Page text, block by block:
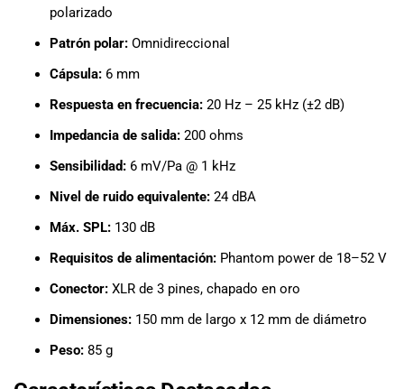
promociones
clientes. Ven a
visitarnos en
nuestra tienda
física en Quito,
compra en
página web y
recibe tu
comodidad de
mundo de la
polarizado
Patrón polar: Omnidireccional
Cápsula: 6 mm
Respuesta en frecuencia: 20 Hz – 25 kHz (±2 dB)
Impedancia de salida: 200 ohms
Sensibilidad: 6 mV/Pa @ 1 kHz
Nivel de ruido equivalente: 24 dBA
Máx. SPL: 130 dB
Requisitos de alimentación: Phantom power de 18–52 V
Conector: XLR de 3 pines, chapado en oro
Dimensiones: 150 mm de largo x 12 mm de diámetro
Peso: 85 g